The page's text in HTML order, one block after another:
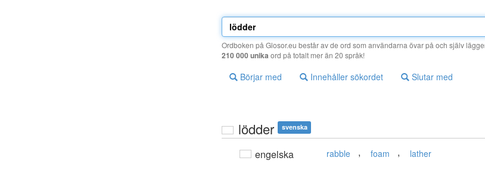
Ordboken på Glosor.eu består av de ord som användarna övar på och själv
210 000 unika ord på totalt mer än 20 språk!
Börjar med Innehåller sökordet Slutar med
lödder svenska
engelska rabble , foam , lather